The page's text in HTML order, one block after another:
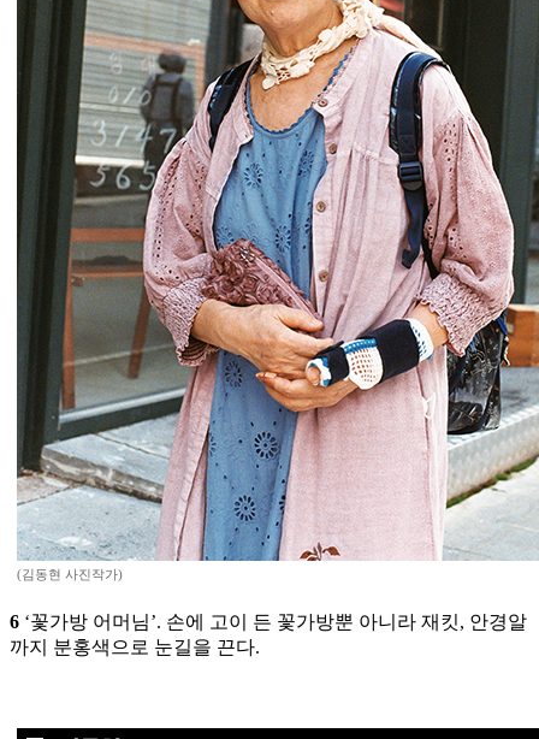
(김동현 사진작가)
6 ‘꽃가방 어머님’. 손에 고이 든 꽃가방뿐 아니라 재킷, 안경알
까지 분홍색으로 눈길을 끈다.